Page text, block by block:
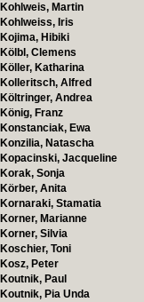
Kohlweis, Martin
Kohlweiss, Iris
Kojima, Hibiki
Kölbl, Clemens
Köller, Katharina
Kolleritsch, Alfred
Költringer, Andrea
König, Franz
Konstanciak, Ewa
Konzilia, Natascha
Kopacinski, Jacqueline
Korak, Sonja
Körber, Anita
Kornaraki, Stamatia
Korner, Marianne
Korner, Silvia
Koschier, Toni
Kosz, Peter
Koutnik, Paul
Koutnik, Pia Unda